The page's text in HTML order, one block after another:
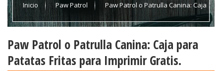
Inicio Paw Patrol Paw Patrol o Patrulla Canina: Caja
Paw Patrol o Patrulla Canina: Caja para
Patatas Fritas para Imprimir Gratis.